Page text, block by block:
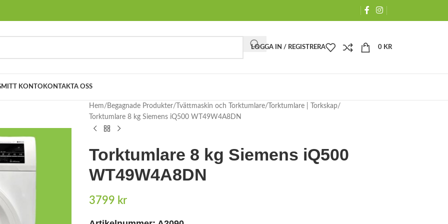
LOGGA IN / REGISTRERA 0 KR
MITT KONTO KONTAKTA OSS
Hem Begagnade Produkter Tvättmaskin och Torktumlare
Torktumlare | Torkskap
Torktumlare 8 kg Siemens iQ500 WT49W4A8DN
Torktumlare 8 kg Siemens iQ500
WT49W4A8DN
3799 kr